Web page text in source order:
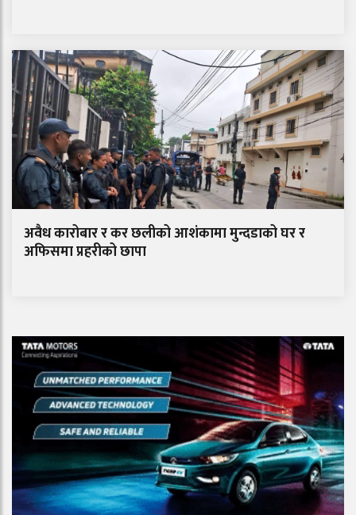
अवैध कारोबार र कर छलीको आशंकामा मुन्दडाको घर र
अफिसमा प्रहरीको छापा